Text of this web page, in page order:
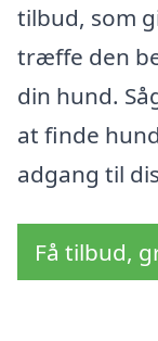
tilbud, som
træffe den
din hund.
at finde
adgang til
Få tilbud,